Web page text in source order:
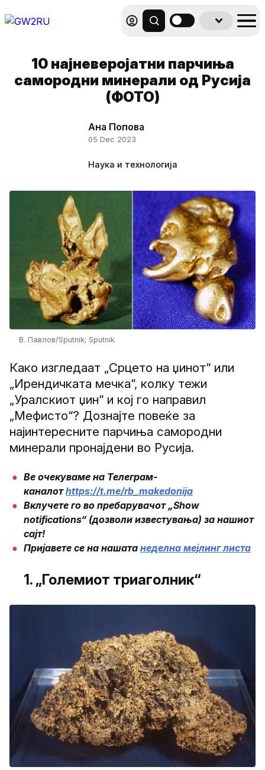
10 најневеројатни парчиња
самородни минерали од Русија
(ФОТО)
Ана Попова
05 Dec 2023
Наука и технологија
В. Павлов/Sputnik; Sputnik
Како изгледаат „Срцето на џинот“ или
„Ирендичката мечка“, колку тежи
„Уралскиот џин“ и кој го направил
„Мефисто“? Дознајте повеќе за
најинтересните парчиња самородни
минерали пронајдени во Русија.
Ве очекуваме на Телеграм-
каналот https://t.me/rb_makedonija
Вклучете го во пребарувачот „Show
notifications“ (дозволи известувања) за нашиот
сајт!
Пријавете се на нашата неделна мејлинг листа
1. „Големиот триаголник“